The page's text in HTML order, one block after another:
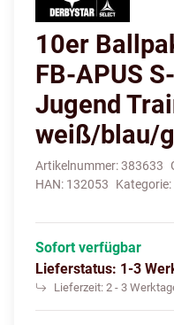
10er
FB-APUS
Jugend
weiß/blau/
Artikelnummer:383633
HAN: 132053 Kategorie:
Sofort verfügbar
Lieferstatus: 1-3
Lieferzeit: 2 - 3